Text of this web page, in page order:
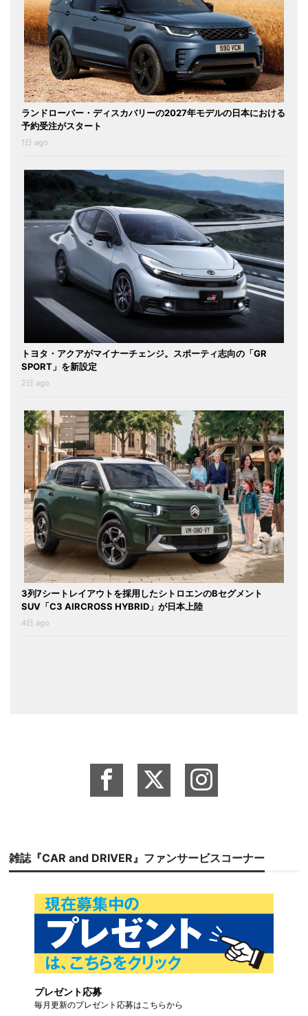
ランドローバー・ディスカバリーの2027年モデルの日本における
予約受注がスタート
1日 ago
トヨタ・アクアがマイナーチェンジ。スポーティ志向の「GR
SPORT」を新設定
2日 ago
3列7シートレイアウトを採用したシトロエンのBセグメント
SUV「C3 AIRCROSS HYBRID」が日本上陸
4日 ago
雑誌『CAR and DRIVER』ファンサービスコーナー
プレゼント応募
毎月更新のプレゼント応募はこちらから